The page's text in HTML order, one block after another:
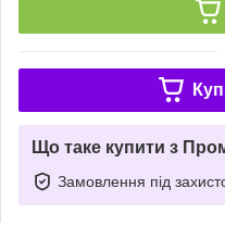
Що таке купити з
Замовлення під